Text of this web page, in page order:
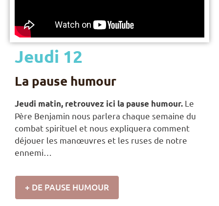
Jeudi 12
La pause humour
Jeudi matin, retrouvez ici la pause humour. Le
Père Benjamin nous parlera chaque semaine du
combat spirituel et nous expliquera comment
déjouer les manœuvres et les ruses de notre
ennemi…
+ DE PAUSE HUMOUR